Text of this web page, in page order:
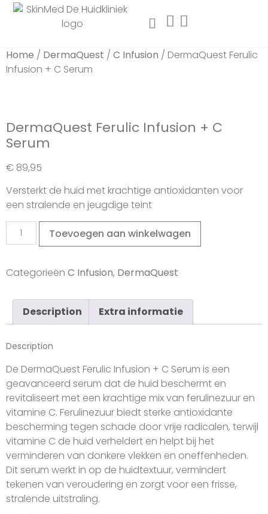
Home / DermaQuest / C Infusion / DermaQuest Ferulic
Infusion + C Serum
DermaQuest Ferulic Infusion + C
Serum
€ 89,95
Versterkt de huid met krachtige antioxidanten voor
een stralende en jeugdige teint
Toevoegen aan winkelwagen
Categorieën C Infusion, DermaQuest
Description Extra informatie
Description
De DermaQuest Ferulic Infusion + C Serum is een
geavanceerd serum dat de huid beschermt en
revitaliseert met een krachtige mix van ferulinezuur en
vitamine C. Ferulinezuur biedt sterke antioxidante
bescherming tegen schade door vrije radicalen, terwijl
vitamine C de huid verheldert en helpt bij het
verminderen van donkere vlekken en oneffenheden.
Dit serum werkt in op de huidtextuur, vermindert
tekenen van veroudering en zorgt voor een frisse,
stralende uitstraling.